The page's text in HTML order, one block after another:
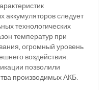
аккумуляторов следует
технологических
температур при
огромный уровень
воздействия.
позволили
производимых АКБ.
Написати в Telegram